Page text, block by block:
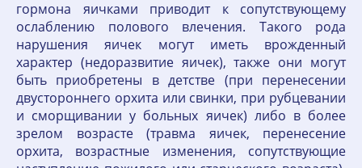
гормона яичками приводит к сопутствующему
ослаблению полового влечения. Такого рода
нарушения яичек могут иметь врожденный
характер (недоразвитие яичек), также они могут
быть приобретены в детстве (при перенесении
двустороннего орхита или свинки, при рубцевании
и сморщивании у больных яичек) либо в более
зрелом возрасте (травма яичек, перенесение
орхита, возрастные изменения, сопутствующие